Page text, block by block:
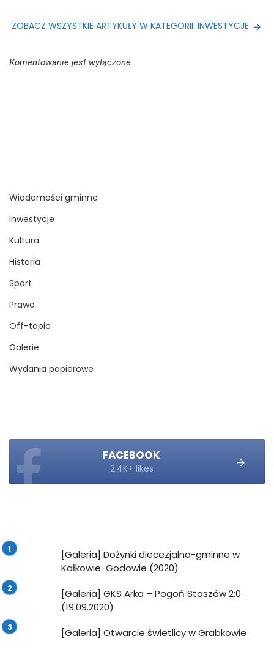
ZOBACZ WSZYSTKIE ARTYKUŁY W KATEGORII: INWESTYCJE
Komentowanie jest wyłączone.
Wiadomości gminne
Inwestycje
Kultura
Historia
Sport
Prawo
Off-topic
Galerie
Wydania papierowe
FACEBOOK
2.4K+ likes
[Galeria] Dożynki diecezjalno-gminne w
Kałkowie-Godowie (2020)
[Galeria] GKS Arka – Pogoń Staszów 2:0
(19.09.2020)
[Galeria] Otwarcie świetlicy w Grabkowie